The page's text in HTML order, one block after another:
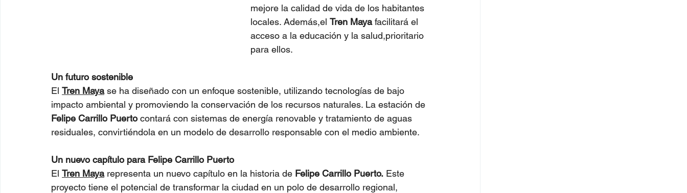
mejore la calidad de vida de los habitantes
locales. Además,el Tren Maya facilitará el
acceso a la educación y la salud,prioritario
para ellos.
Un futuro sostenible
El Tren Maya se ha diseñado con un enfoque sostenible, utilizando tecnologías de bajo
impacto ambiental y promoviendo la conservación de los recursos naturales. La estación de
Felipe Carrillo Puerto contará con sistemas de energía renovable y tratamiento de aguas
residuales, convirtiéndola en un modelo de desarrollo responsable con el medio ambiente.
Un nuevo capítulo para Felipe Carrillo Puerto
El Tren Maya representa un nuevo capítulo en la historia de Felipe Carrillo Puerto. Este
proyecto tiene el potencial de transformar la ciudad en un polo de desarrollo regional,